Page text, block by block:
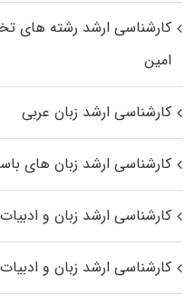
کارشناسی ارشد رﺷﺘﻪ ﻫﺎی
اﻣﻴﻦ
کارشناسی ارشد زبان عربی
کارشناسی ارشد زبان‌ های
کارشناسی ارشد زبان و
کارشناسی ارشد زبان و